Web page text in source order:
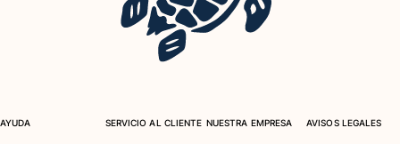
Rashguard
Dos Piezas
Pret-a-porter
AYUDA SERVICIO AL CLIENTE NUESTRA EMPRESA AVISOS LEGALES